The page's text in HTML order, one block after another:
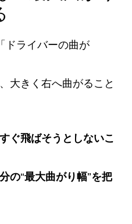
ドライバーの曲が
大きく右へ曲がること
ぐ飛ばそうとしないこ
の“最大曲がり幅”を把